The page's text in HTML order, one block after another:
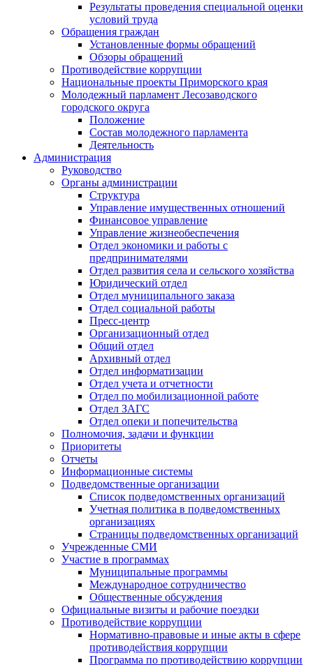
Результаты проведения специальной оценки
условий труда
Обращения граждан
Установленные формы обращений
Обзоры обращений
Противодействие коррупции
Национальные проекты Приморского края
Молодежный парламент Лесозаводского
городского округа
Положение
Состав молодежного парламента
Деятельность
Администрация
Руководство
Органы администрации
Структура
Управление имущественных отношений
Финансовое управление
Управление жизнеобеспечения
Отдел экономики и работы с
предпринимателями
Отдел развития села и сельского хозяйства
Юридический отдел
Отдел муниципального заказа
Отдел социальной работы
Пресс-центр
Организационный отдел
Общий отдел
Архивный отдел
Отдел информатизации
Отдел учета и отчетности
Отдел по мобилизационной работе
Отдел ЗАГС
Отдел опеки и попечительства
Полномочия, задачи и функции
Приоритеты
Отчеты
Информационные системы
Подведомственные организации
Список подведомственных организаций
Учетная политика в подведомственных
организациях
Страницы подведомственных организаций
Учрежденные СМИ
Участие в программах
Муниципальные программы
Международное сотрудничество
Общественные обсуждения
Официальные визиты и рабочие поездки
Противодействие коррупции
Нормативно-правовые и иные акты в сфере
противодействия коррупции
Программа по противодействию коррупции